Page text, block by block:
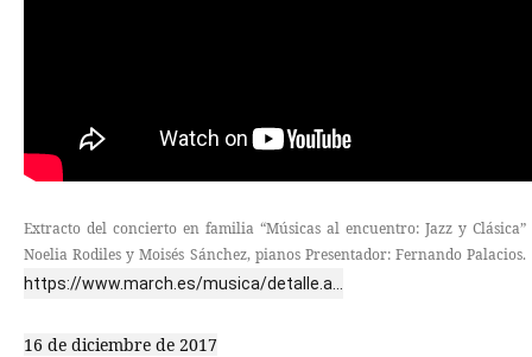
Extracto del concierto en familia “Músicas al encuentro: Jazz y Clásica”
Noelia Rodiles y Moisés Sánchez, pianos Presentador: Fernando Palacios.
https://www.march.es/musica/detalle.a...
16 de diciembre de 2017